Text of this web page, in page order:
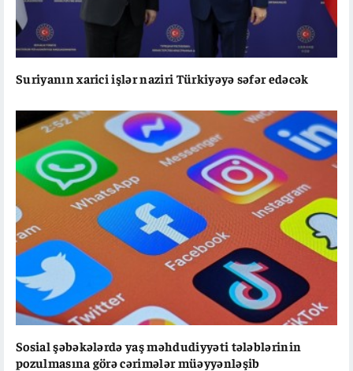
Suriyanın xarici işlər naziri Türkiyəyə səfər edəcək
Sosial şəbəkələrdə yaş məhdudiyyəti tələblərinin
pozulmasına görə cərimələr müəyyənləşib